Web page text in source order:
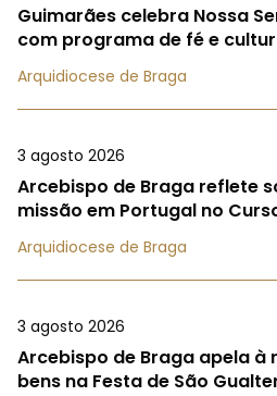
Guimarães celebra Nossa
com programa de fé e
Arquidiocese de Braga
3 agosto 2026
Arcebispo de Braga reflete
missão em Portugal no
Arquidiocese de Braga
3 agosto 2026
Arcebispo de Braga apela
bens na Festa de São